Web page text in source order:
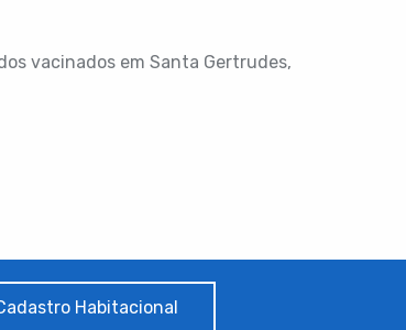
vacinados em Santa Gertrudes,
Habitacional